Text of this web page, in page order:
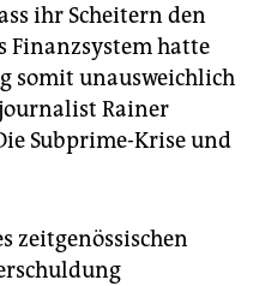
ihr Scheitern den
Finanzsystem hatte
somit unausweichlich
Rainer
Subprime-Krise und
zeitgenössischen